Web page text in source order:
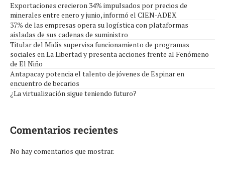
Exportaciones crecieron 34% impulsados por precios de
minerales entre enero y junio, informó el CIEN-ADEX
37% de las empresas opera su logística con plataformas
aisladas de sus cadenas de suministro
Titular del Midis supervisa funcionamiento de programas
sociales en La Libertad y presenta acciones frente al Fenómeno
de El Niño
Antapacay potencia el talento de jóvenes de Espinar en
encuentro de becarios
¿La virtualización sigue teniendo futuro?
Comentarios recientes
No hay comentarios que mostrar.